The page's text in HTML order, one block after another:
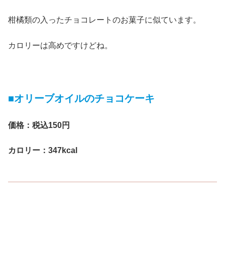
柑橘類の入ったチョコレートのお菓子に似ています。
カロリーは高めですけどね。
■オリーブオイルのチョコケーキ
価格：税込150円
カロリー：347kcal